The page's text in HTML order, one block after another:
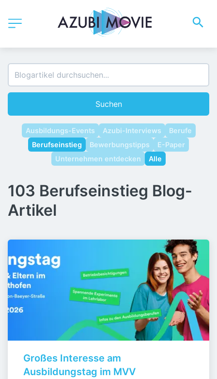
Suchen
Ausbildungs-Events Azubi-Interviews
Berufe
Berufseinstieg
Bewerbungstipps
E-Paper
Unternehmen entdecken
Alle
103 Berufseinstieg Blog-
Artikel
Großes Interesse am
Ausbildungstag im MVV